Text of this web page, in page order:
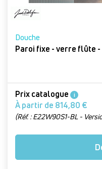
Douche
Prix catalogue i
À partir de 814,80 €
(Réf. : E22W90S1-BL -